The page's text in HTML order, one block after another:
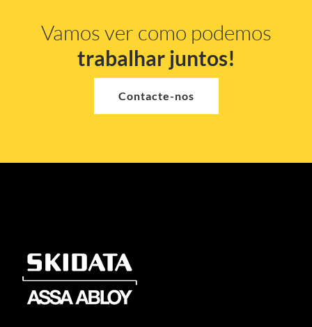
Vamos ver como podemos
trabalhar juntos!
Contacte-nos